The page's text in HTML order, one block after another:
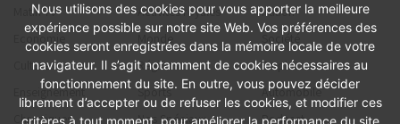
Matin TV Activités royales
Nation
Economie
Monde
Société
Culture
Régions
Emploi
Enseignement
Sports
Automobile
Chroniques
Nos Spéciaux Podcast
Nous utilisons des cookies pour vous apporter la meilleure
expérience possible sur notre site Web. Vos préférences des
cookies seront enregistrées dans la mémoire locale de votre
navigateur. Il s’agit notamment de cookies nécessaires au
fonctionnement du site. En outre, vous pouvez décider
librement d’accepter ou de refuser les cookies, et modifier ces
critères à tout moment, pour améliorer la performance du site